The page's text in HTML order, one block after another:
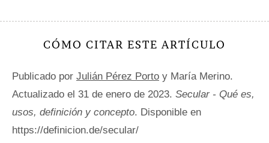
CÓMO CITAR ESTE ARTÍCULO
Publicado por Julián Pérez Porto y María Merino.
Actualizado el 31 de enero de 2023. Secular - Qué es,
usos, definición y concepto. Disponible en
https://definicion.de/secular/